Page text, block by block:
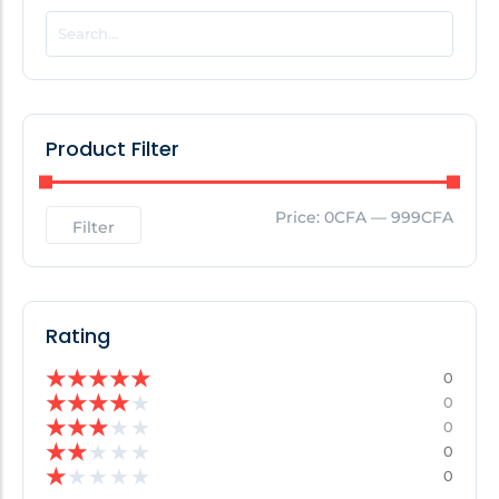
POPULAR THIS WEEK
No Posts Found!
No Posts Found!
Product Filter
Filter Price: 0CFA — 999CFA
Rating
★★★★★ 0
★★★★★ 0
★★★★ ★ 0
★★★ ★ ★ 0
★★ ★ ★ ★ 0